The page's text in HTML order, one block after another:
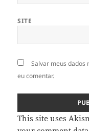
SITE
Salvar meus dados
eu comentar.
This site uses